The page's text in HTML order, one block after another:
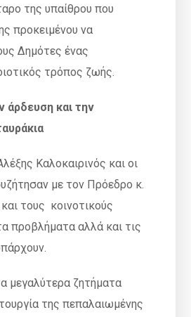
της υπαίθρου που
προκειμένου να
Δημότες ένας
τρόπος ζωής.
άρδευση και την
Καλοκαιρινός και οι
με τον Πρόεδρο κ.
τους κοινοτικούς
προβλήματα αλλά και τις
μεγαλύτερα ζητήματα
της πεπαλαιωμένης